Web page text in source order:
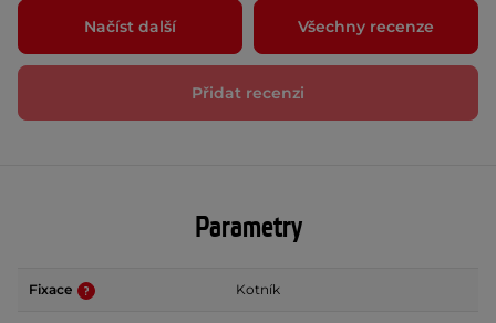
Načíst další Všechny recenze
Přidat recenzi
Parametry
Fixace Kotník